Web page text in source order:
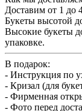
Доставим от 1 до
Букеты высотой
Высокие букеты
упаковке.
В подарок:
- Инструкция по
- Кризал (для
- Фирменная
- Фото перед